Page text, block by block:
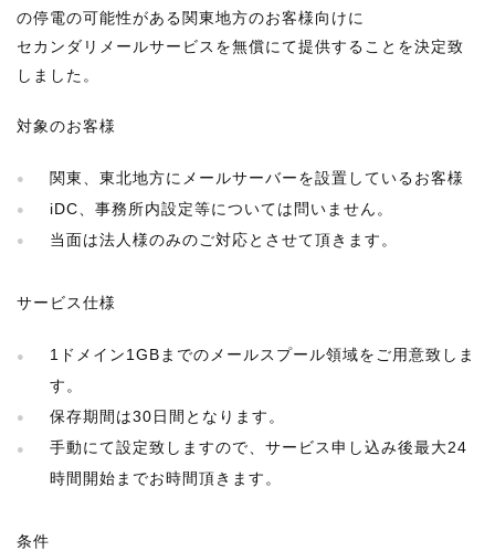
の停電の可能性がある関東地方のお客様向けに
セカンダリメールサービスを無償にて提供することを決定致
しました。
対象のお客様
関東、東北地方にメールサーバーを設置しているお客様
iDC、事務所内設定等については問いません。
当面は法人様のみのご対応とさせて頂きます。
サービス仕様
1ドメイン1GBまでのメールスプール領域をご用意致しま
す。
保存期間は30日間となります。
手動にて設定致しますので、サービス申し込み後最大24
時間開始までお時間頂きます。
条件